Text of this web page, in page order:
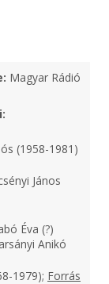
Magyar Rádió
(1958-1981)
János
Éva (?)
Anikó
1979); Forrás